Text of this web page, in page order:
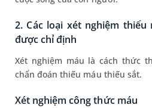
2. Các loại xét nghiệm
được chỉ định
Xét nghiệm máu là cách thức
chẩn đoán thiếu máu thiếu sắt.
Xét nghiệm công thức máu